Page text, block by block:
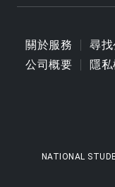
關於服務 尋找
公司概要
隱
NATIONAL